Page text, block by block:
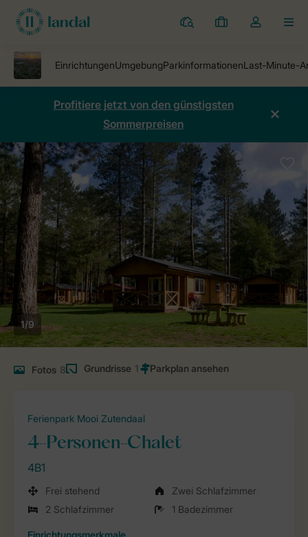
Ferienparks
Meine
Dropdown-
öffnen
Profitiere jetzt von den günstigsten
Sommerpreisen
1/9
Fotos 8 Grundrisse 1
Ferienpark Mooi Zutendaal
4-Personen-Chalet
4B1
Frei stehend
Zwei Schlafzimmer
2 Schlafzimmer
1 Badezimmer
Einrichtungsmerkmale